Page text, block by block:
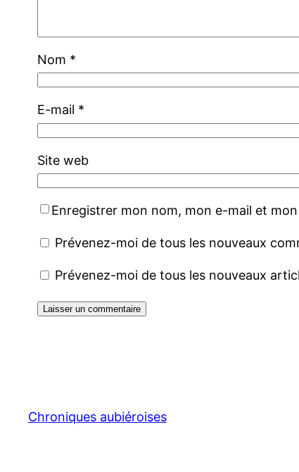
Nom *
E-mail *
Site web
Enregistrer mon nom, mon e-mail et
Prévenez-moi de tous les nouveaux
Prévenez-moi de tous les nouveaux
Chroniques aubiéroises